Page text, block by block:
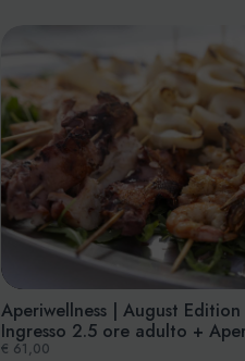
Aperiwellness | August
Ingresso 2.5 ore adulto +
€ 61,00